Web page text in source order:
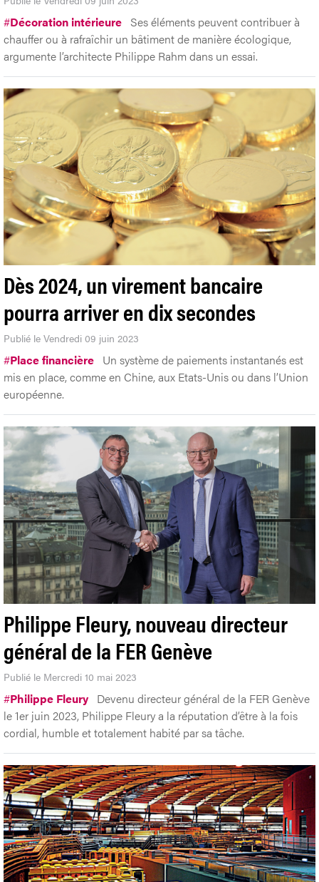
#Décoration intérieure Ses éléments peuvent contribuer à
chauffer ou à rafraîchir un bâtiment de manière écologique,
argumente l’architecte Philippe Rahm dans un essai.
Dès 2024, un virement bancaire
pourra arriver en dix secondes
Publié le Vendredi 09 juin 2023
#Place financière Un système de paiements instantanés est
mis en place, comme en Chine, aux Etats-Unis ou dans l’Union
européenne.
Philippe Fleury, nouveau directeur
général de la FER Genève
Publié le Mercredi 10 mai 2023
#Philippe Fleury Devenu directeur général de la FER Genève
le 1er juin 2023, Philippe Fleury a la réputation d’être à la fois
cordial, humble et totalement habité par sa tâche.